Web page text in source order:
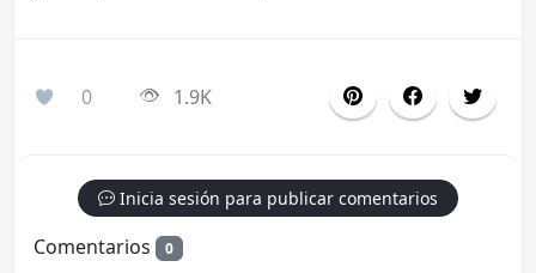
0 1.9K
Inicia sesión para publicar comentarios
Comentarios 0